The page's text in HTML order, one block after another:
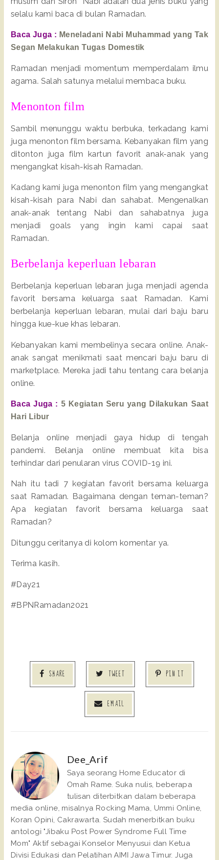
selalu kami baca di bulan Ramadan.
Baca Juga : Meneladani Nabi Muhammad yang Tak
Segan Melakukan Tugas Domestik
Ramadan menjadi momentum memperdalam ilmu
agama. Salah satunya melalui membaca buku.
Menonton film
Sambil menunggu waktu berbuka, terkadang kami
juga menonton film bersama. Kebanyakan film yang
ditonton juga film kartun favorit anak-anak yang
mengangkat kisah-kisah Ramadan.
Kadang kami juga menonton film yang mengangkat
kisah-kisah para Nabi dan sahabat. Mengenalkan
anak-anak tentang Nabi dan sahabatnya juga
menjadi goals yang ingin kami capai saat
Ramadan.
Berbelanja keperluan lebaran
Berbelanja keperluan lebaran juga menjadi agenda
favorit bersama keluarga saat Ramadan. Kami
berbelanja keperluan lebaran, mulai dari baju baru
hingga kue-kue khas lebaran.
Kebanyakan kami membelinya secara online. Anak-
anak sangat menikmati saat mencari baju baru di
marketplace. Mereka jadi tahu tentang cara belanja
online.
Baca Juga : 5 Kegiatan Seru yang Dilakukan Saat
Hari Libur
Belanja online menjadi gaya hidup di tengah
pandemi. Belanja online membuat kita bisa
terhindar dari penularan virus COVID-19 ini.
Nah itu tadi 7 kegiatan favorit bersama keluarga
saat Ramadan. Bagaimana dengan teman-teman?
Apa kegiatan favorit bersama keluarga saat
Ramadan?
Ditunggu ceritanya di kolom komentar ya.
Terima kasih.
#Day21
#BPNRamadan2021
SHARE TWEET PIN IT
EMAIL
Dee_Arif
Saya seorang Home Educator di
Omah Rame. Suka nulis, beberapa
tulisan diterbitkan dalam beberapa
media online, misalnya Rocking Mama, Ummi Online,
Koran Opini, Cakrawarta. Sudah menerbitkan buku
antologi "Jibaku Post Power Syndrome Full Time
Mom" Aktif sebagai Konselor Menyusui dan Ketua
Divisi Edukasi dan Pelatihan AIMI Jawa Timur. Juga